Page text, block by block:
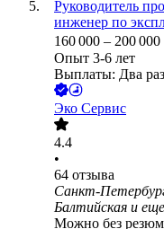
Руководитель
инженер по
160 000 – 200 000
Опыт 3-6 лет
Выплаты: Два
Эко Сервис
4.4
•
64 отзыва
Санкт-
Балтийская и еще
Можно без